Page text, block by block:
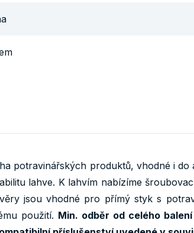
potravinářských produktů, vhodné i do
lahve. K lahvím nabízíme
jsou vhodné pro přímý styk s
použití. Min. odběr od celého